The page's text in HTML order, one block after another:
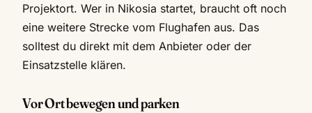
Projektort. Wer in Nikosia startet, braucht oft noch
eine weitere Strecke vom Flughafen aus. Das
solltest du direkt mit dem Anbieter oder der
Einsatzstelle klären.
Vor Ort bewegen und parken